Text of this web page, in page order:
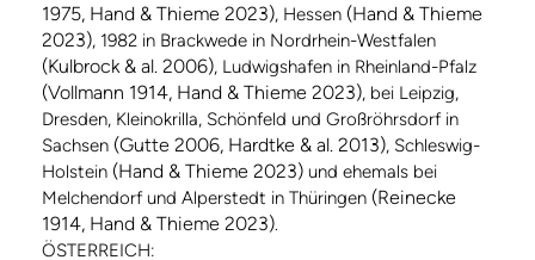
1975, Hand & Thieme 2023), Hessen (Hand & Thieme
2023), 1982 in Brackwede in Nordrhein-Westfalen
(Kulbrock & al. 2006), Ludwigshafen in Rheinland-Pfalz
(Vollmann 1914, Hand & Thieme 2023), bei Leipzig,
Dresden, Kleinokrilla, Schönfeld und Großröhrsdorf in
Sachsen (Gutte 2006, Hardtke & al. 2013), Schleswig-
Holstein (Hand & Thieme 2023) und ehemals bei
Melchendorf und Alperstedt in Thüringen (Reinecke
1914, Hand & Thieme 2023)
ÖSTERREICH: